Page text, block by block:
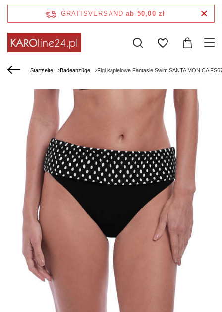
GRATISVERSAND ab 50,00 zł
Startseite Badeanzüge Figi kąpielowe Fantasie Swim SANTA MONICA